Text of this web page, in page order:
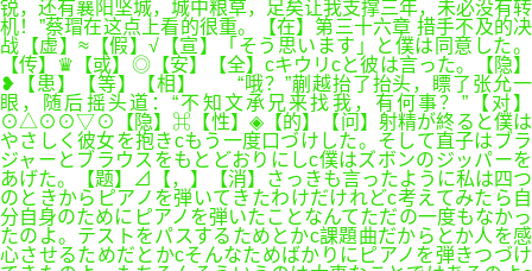
锐，还有襄阳坚城，城中粮草，足矣让我支撑三年，未必没有转
机！”蔡瑁在这点上看的很重。【在】第三十六章 措手不及的决
战【虚】≈【假】√【宣】「そう思います」と僕は同意した。
【传】♛【或】◎【安】【全】cキウリcと彼は言った。【隐】
❥【患】【等】【相】 “哦？”蒯越抬了抬头，瞟了张允一
眼，随后摇头道：“不知文承兄来找我，有何事？”【对】
⊙△⊙⊙▽⊙【隐】⌘【性】◈【的】【问】射精が終ると僕は
やさしく彼女を抱きcもう一度口づけした。そして直子はブラ
ジャーとブラウスをもとどおりにしc僕はズボンのジッパーを
あげた。【题】⊿【，】【消】さっきも言ったように私は四つ
のときからピアノを弾いてきたわけだけれどc考えてみたら自
分自身のためにピアノを弾いたことなんてただの一度もなかっ
たのよ。テストをパスするためとかc課題曲だからとか人を感
心させるためだとかcそんなためばかりにピアノを弾きつづけ